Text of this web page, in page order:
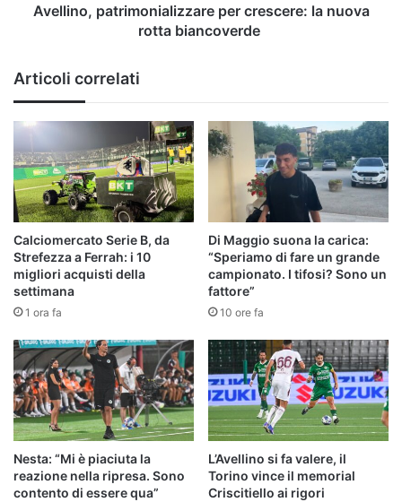
Avellino, patrimonializzare per crescere: la nuova
rotta biancoverde
Articoli correlati
Calciomercato Serie B, da
Strefezza a Ferrah: i 10
migliori acquisti della
settimana
1 ora fa
Di Maggio suona la carica:
“Speriamo di fare un grande
campionato. I tifosi? Sono un
fattore”
10 ore fa
Nesta: “Mi è piaciuta la
reazione nella ripresa. Sono
contento di essere qua”
L’Avellino si fa valere, il
Torino vince il memorial
Criscitiello ai rigori